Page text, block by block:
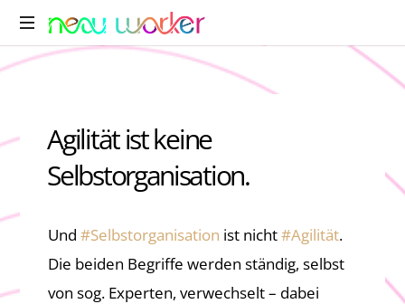
Agilität ist keine
Selbstorganisation.
Und #Selbstorganisation ist nicht#Agilität.
Die beiden Begriffe werden ständig, selbst
von sog. Experten, verwechselt – dabei